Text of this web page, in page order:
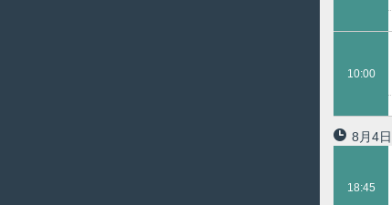
10:00
8月4日
18:45